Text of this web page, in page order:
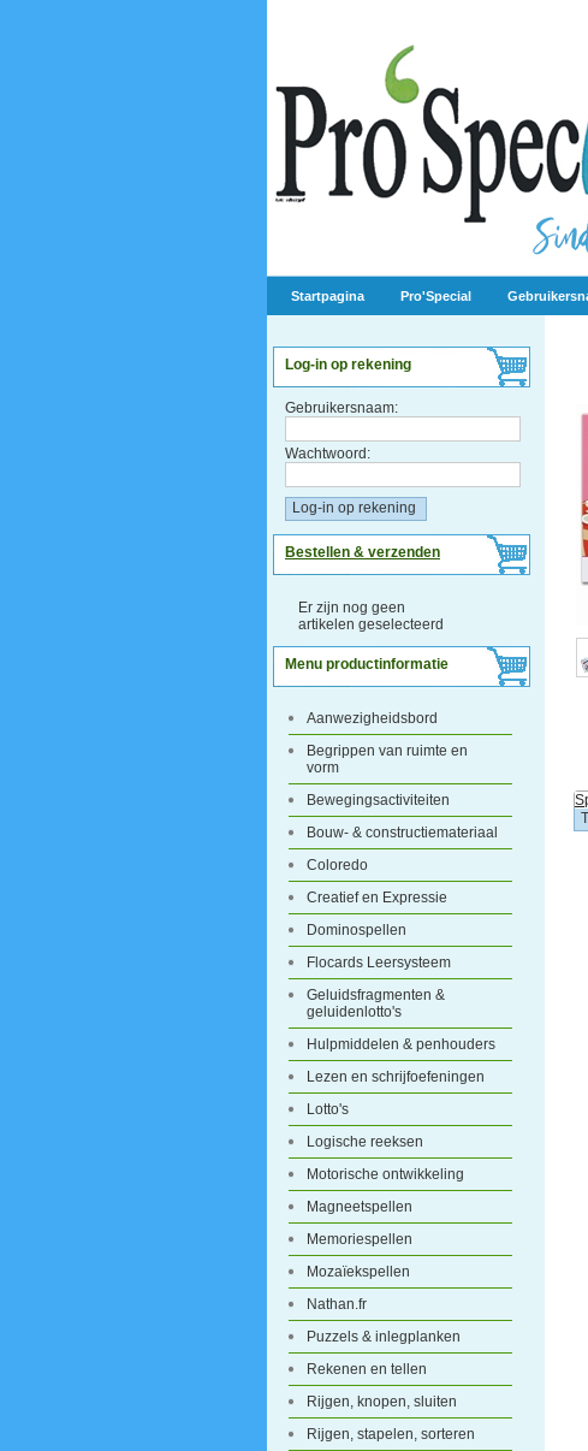
Startpagina Pro'Special
Log-in op rekening
Gebruikersnaam:
Wachtwoord:
Bestellen & verzenden
Er zijn nog geen
artikelen geselecteerd
Menu productinformatie
Aanwezigheidsbord
Begrippen van ruimte en
vorm
Bewegingsactiviteiten
Bouw- & constructiemateriaal
Coloredo
Creatief en Expressie
Dominospellen
Flocards Leersysteem
Geluidsfragmenten &
geluidenlotto's
Hulpmiddelen & penhouders
Lezen en schrijfoefeningen
Lotto's
Logische reeksen
Motorische ontwikkeling
Magneetspellen
Memoriespellen
Mozaïekspellen
Nathan.fr
Puzzels & inlegplanken
Rekenen en tellen
Rijgen, knopen, sluiten
Rijgen, stapelen, sorteren